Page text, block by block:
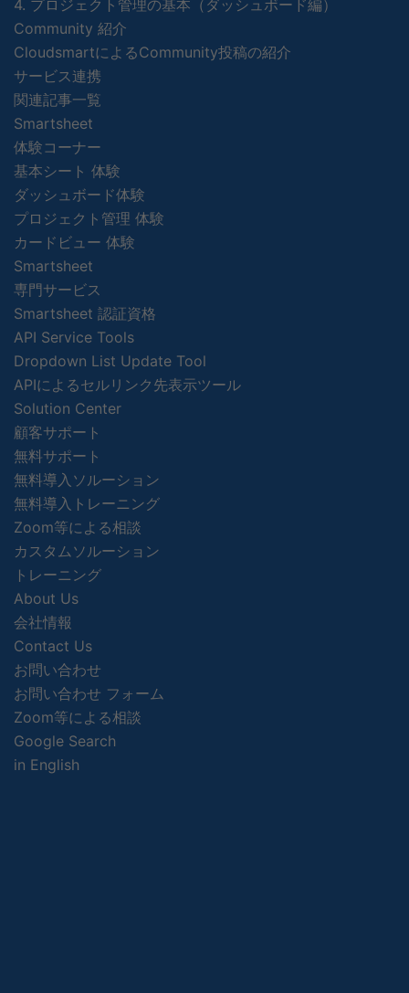
4. プロジェクト管理の基本（ダッシュボード編）
Community 紹介
CloudsmartによるCommunity投稿の紹介
サービス連携
関連記事一覧
Smartsheet
体験コーナー
基本シート 体験
ダッシュボード体験
プロジェクト管理 体験
カードビュー 体験
Smartsheet
専門サービス
Smartsheet 認証資格
API Service Tools
Dropdown List Update Tool
APIによるセルリンク先表示ツール
Solution Center
顧客サポート
無料サポート
無料導入ソルーション
無料導入トレーニング
Zoom等による相談
カスタムソルーション
トレーニング
About Us
会社情報
Contact Us
お問い合わせ
お問い合わせ フォーム
Zoom等による相談
Google Search
in English